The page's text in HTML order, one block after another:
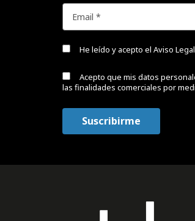
He leído y acepto el Aviso
Acepto que mis datos
las finalidades comerciales por